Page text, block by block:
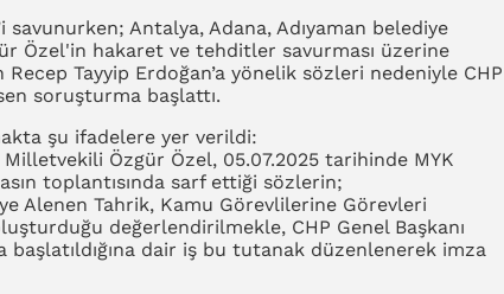
savunurken; Antalya, Adana, Adıyaman belediye
Özel'in hakaret ve tehditler savurması üzerine
Recep Tayyip Erdoğan’a yönelik sözleri nedeniyle CHP
soruşturma başlattı.
şu ifadelere yer verildi:
Özgür Özel, 05.07.2025 tarihinde MYK
toplantısında sarf ettiği sözlerin;
Alenen Tahrik, Kamu Görevlilerine Görevleri
değerlendirilmekle, CHP Genel Başkanı
dair iş bu tutanak düzenlenerek imza